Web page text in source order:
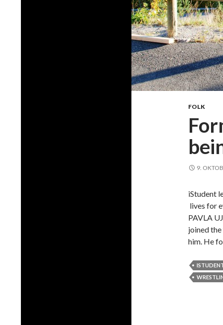
FOLK
9.
iStudent
lives for
PAVLA
joined
him. He